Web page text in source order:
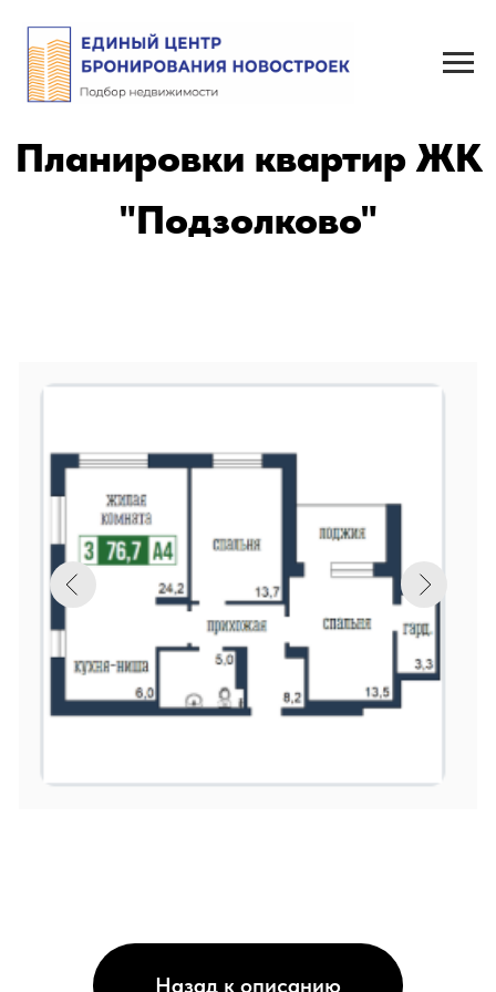
Назад к описанию
Планировки квартир ЖК
"Подзолково"